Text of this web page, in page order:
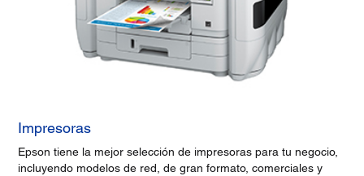
Impresoras
Epson tiene la mejor selección de impresoras para tu negocio,
incluyendo modelos de red, de gran formato, comerciales y